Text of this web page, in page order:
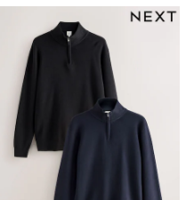
Summer Nightwear
Occasionwear
Dresses
Sets & Outfits
Rompers
Sandals
Swimwear
Sun Hats & Caps
Mens' Holiday Shop
Occasionwear
Linen Collection